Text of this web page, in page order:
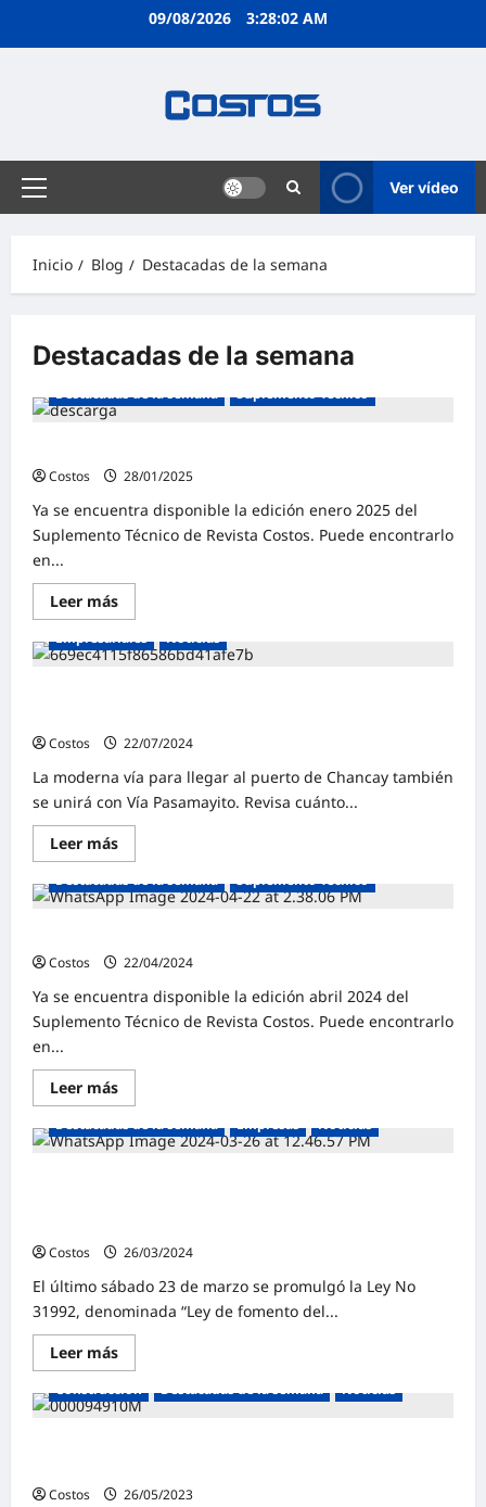
09/08/2026 3:28:03 AM
Ver vídeo
Inicio Blog Destacadas de la semana
Destacadas de la semana
Destacadas de la semana Suplemento Técnico
Costos
28/01/2025
Ya se encuentra disponible la edición enero 2025 del
Suplemento Técnico de Revista Costos. Puede encontrarlo
en...
Leer más
Construcción
Empresariales
Noticias
Costos
22/07/2024
La moderna vía para llegar al puerto de Chancay también
se unirá con Vía Pasamayito. Revisa cuánto...
Leer más
Destacadas de la semana Suplemento Técnico
Costos
22/04/2024
Ya se encuentra disponible la edición abril 2024 del
Suplemento Técnico de Revista Costos. Puede encontrarlo
en...
Leer más
Destacadas de la semana Empresas Noticias
Costos
26/03/2024
El último sábado 23 de marzo se promulgó la Ley No
31992, denominada “Ley de fomento del...
Leer más
Construcción Destacadas de la semana Noticias
Costos
26/05/2023